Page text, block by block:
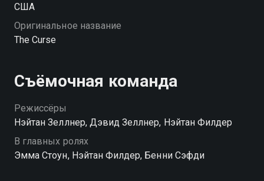
США
Оригинальное название
The Curse
Съёмочная команда
Режиссёры
Нэйтан Зеллнер, Дэвид Зеллнер, Нэйтан Филдер
В главных ролях
Эмма Стоун, Нэйтан Филдер, Бенни Сэфди